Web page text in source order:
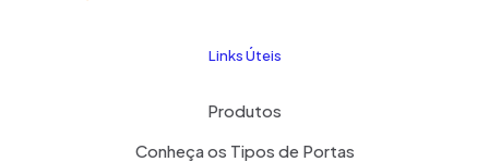
Links Úteis
Produtos
Conheça os Tipos de Portas